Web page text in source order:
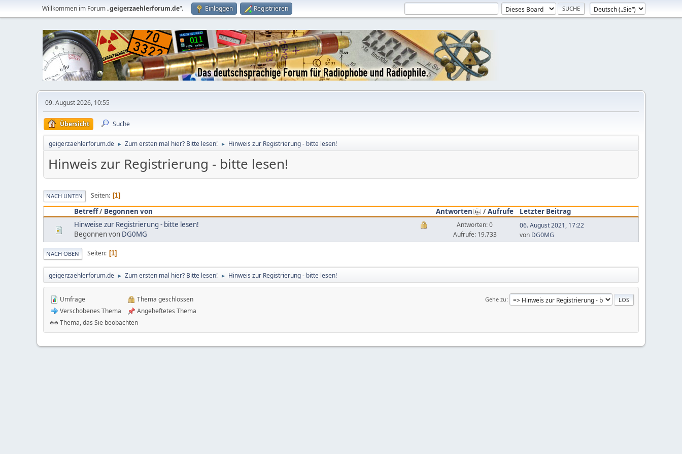
Willkommen im Forum „geigerzaehlerforum.de“. Einloggen Registrieren
09. August 2026, 10:55
Übersicht Suche
geigerzaehlerforum.de ► Zum ersten mal hier? Bitte lesen! ► Hinweis zur Registrierung - bitte lesen!
Hinweis zur Registrierung - bitte lesen!
NACH UNTEN Seiten 1
Betreff/ Begonnen von Antworten /Aufrufe
Letzter Beitrag
Hinweise zur Registrierung - bitte lesen!
Begonnen von DG0MG
Antworten: 0
Aufrufe: 19.733
06. August 2021, 17:22
von DG0MG
NACH OBEN Seiten 1
geigerzaehlerforum.de ► Zum ersten mal hier? Bitte lesen! ► Hinweis zur Registrierung - bitte lesen!
Gehe zu
Umfrage
Verschobenes Thema
Thema geschlossen
Angeheftetes Thema
Thema, das Sie beobachten